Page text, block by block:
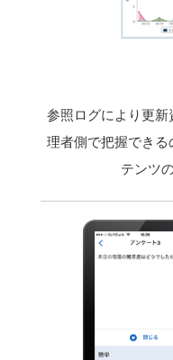
参照ログにより更新
理者側で把握できる
テンツ